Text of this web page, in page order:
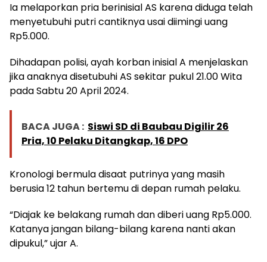
Ia melaporkan pria berinisial AS karena diduga telah
menyetubuhi putri cantiknya usai diimingi uang
Rp5.000.
Dihadapan polisi, ayah korban inisial A menjelaskan
jika anaknya disetubuhi AS sekitar pukul 21.00 Wita
pada Sabtu 20 April 2024.
BACA JUGA : Siswi SD di Baubau Digilir 26
Pria, 10 Pelaku Ditangkap, 16 DPO
Kronologi bermula disaat putrinya yang masih
berusia 12 tahun bertemu di depan rumah pelaku.
“Diajak ke belakang rumah dan diberi uang Rp5.000.
Katanya jangan bilang-bilang karena nanti akan
dipukul,” ujar A.